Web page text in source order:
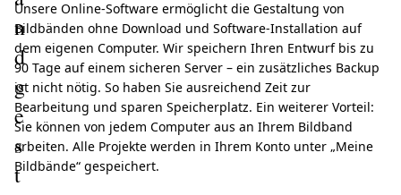
n
d
g
e
s
t
Unsere Online-Software ermöglicht die Gestaltung von
Bildbänden ohne Download und Software-Installation auf
dem eigenen Computer. Wir speichern Ihren Entwurf bis zu
90 Tage auf einem sicheren Server – ein zusätzliches Backup
ist nicht nötig. So haben Sie ausreichend Zeit zur
Bearbeitung und sparen Speicherplatz. Ein weiterer Vorteil:
Sie können von jedem Computer aus an Ihrem Bildband
arbeiten. Alle Projekte werden in Ihrem Konto unter „Meine
Bildbände“ gespeichert.